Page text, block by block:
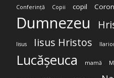
Conferință Copii copil
Dumnezeu
Iisus Iisus Hristos
Lucășeuca mamă